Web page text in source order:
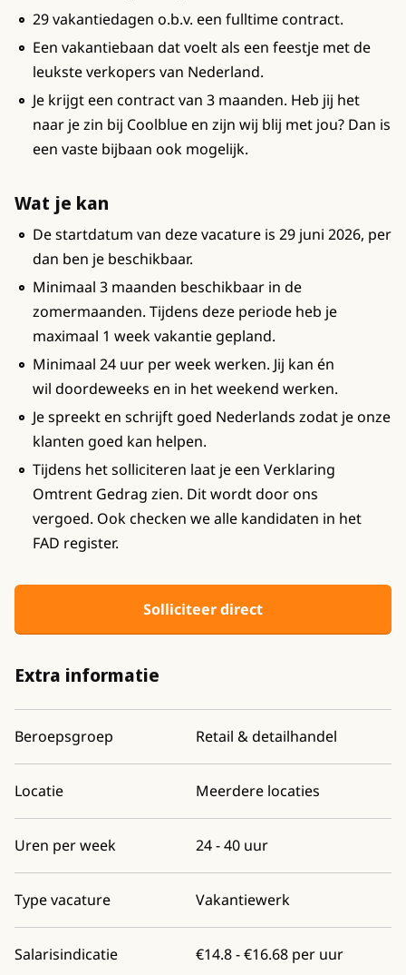
29 vakantiedagen o.b.v. een fulltime contract.
Een vakantiebaan dat voelt als een feestje met de
leukste verkopers van Nederland.
Je krijgt een contract van 3 maanden. Heb jij het
naar je zin bij Coolblue en zijn wij blij met jou? Dan is
een vaste bijbaan ook mogelijk.
Wat je kan
De startdatum van deze vacature is 29 juni 2026, per
dan ben je beschikbaar.
Minimaal 3 maanden beschikbaar in de
zomermaanden. Tijdens deze periode heb je
maximaal 1 week vakantie gepland.
Minimaal 24 uur per week werken. Jij kan én
wil doordeweeks en in het weekend werken.
Je spreekt en schrijft goed Nederlands zodat je onze
klanten goed kan helpen.
Tijdens het solliciteren laat je een Verklaring
Omtrent Gedrag zien. Dit wordt door ons
vergoed. Ook checken we alle kandidaten in het
FAD register.
Solliciteer direct
Extra informatie
Beroepsgroep Retail & detailhandel
Locatie Meerdere locaties
Uren per week 24 - 40 uur
Type vacature Vakantiewerk
Salarisindicatie €14.8 - €16.68 per uur